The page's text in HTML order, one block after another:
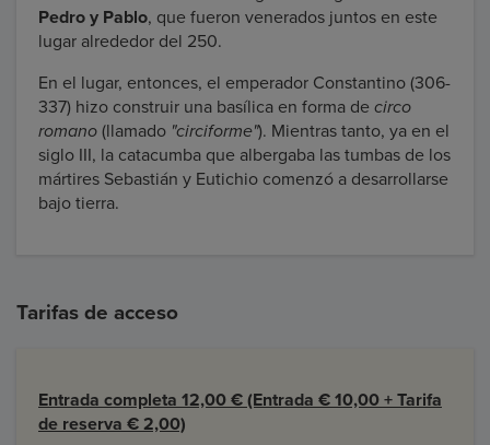
Pedro y Pablo, que fueron venerados juntos en este
lugar alrededor del 250.
En el lugar, entonces, el emperador Constantino (306-
337) hizo construir una basílica en forma de circo
romano (llamado "circiforme"). Mientras tanto, ya en el
siglo III, la catacumba que albergaba las tumbas de los
mártires Sebastián y Eutichio comenzó a desarrollarse
bajo tierra.
Tarifas de acceso
Entrada completa 12,00 € (Entrada € 10,00 + Tarifa
de reserva € 2,00)